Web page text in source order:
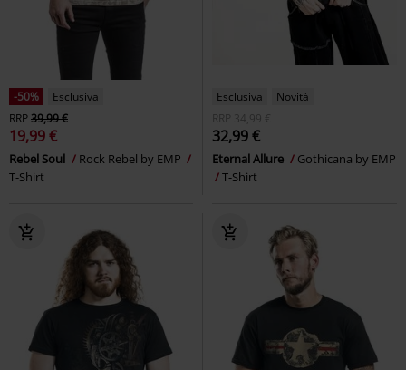
-50%
Esclusiva
RRP39,99 €
19,99 €
Rebel Soul
Rock Rebel by EMP
T-Shirt
Esclusiva
Novità
RRP
34,99 €
32,99 €
Eternal Allure
Gothicana by EMP
T-Shirt